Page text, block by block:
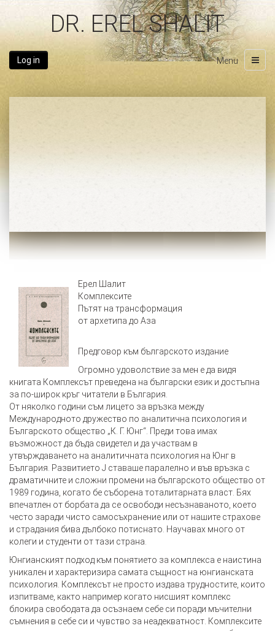
DR. EREL SHALIT
Log in
Ерел Шалит
Комплексите
Пътят на трансформация
от архетипа до Аза
Предговор към българското издание
Огромно удоволствие за мен е да видя
книгата Комплексът преведена на български език и достъпна
за по-широк кръг читатели в България.
От няколко години съм лицето за връзка между
Международното дружество по аналитична психология и
Българското общество „К. Г. Юнг“. Преди това имах
възможност да бъда свидетел и да участвам в
утвърждаването на аналитичната психология на Юнг в
България. Развитието Ј ставаше паралелно и във връзка с
драматичните и сложни промени на българското общество от
1989 година, когато бе съборена тоталитарната власт. Бях
впечатлен от борбата да се освободи несъзнаваното, което
често заради чисто самосъхранение или от нашите страхове
и страдания бива дълбоко потиснато. Научавах много от
колеги и студенти от тази страна.
Юнгианският подход към понятието за комплекса е наистина
уникален и характеризира самата същност на юнгианската
психология. Комплексът не просто издава трудностите, които
изпитваме, както например когато нисшият комплекс
блокира свободата да осъзнаем себе си поради мъчителни
съмнения в себе си и чувство за неадекватност. Комплексите